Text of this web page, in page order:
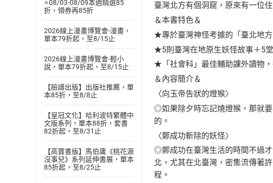
⭐08/03-08/09本週精選85
折，領券再85折
2026線上漫畫博覽會-漫畫，
單本79折起，至8/15止
2026線上漫畫博覽會-輕小
說，單本79折起，至8/15止
【臉譜出版】出版社推薦，單
本85折，至8/8止
【皇冠文化】哈利波特繁體中
文版系列，單本88折，套書
82折起，至8/31止
【高寶書版】馬伯庸《桃花源
沒事兒》系列延伸書展，單本
85折起，至8/25止
臺灣北方有個洞窟，原來有一位
＆本書特色＆
★專於臺灣神怪考據的「臺北地
★5則臺灣在地原生妖怪故事＋5
★「社會科」最佳輔助課外讀物
＆內容簡介＆
〈向玉帝告狀的燈猴〉
◎如果除夕時忘記燒燈猴，那就
的。
〈鄭成功斬除的妖怪〉
◎鄭成功在臺灣生活的時間不過
北，尤其在北臺灣，密集流傳著
程。